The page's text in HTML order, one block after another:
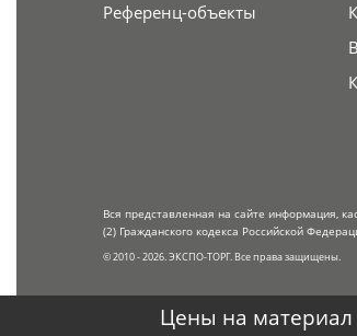
Референц-объекты
Вся представленная на сайте информация,
(2) Гражданского кодекса Российской
© 2010 - 2026. ЭКСПО-ТОРГ. Все права защищены.
Цены на материал